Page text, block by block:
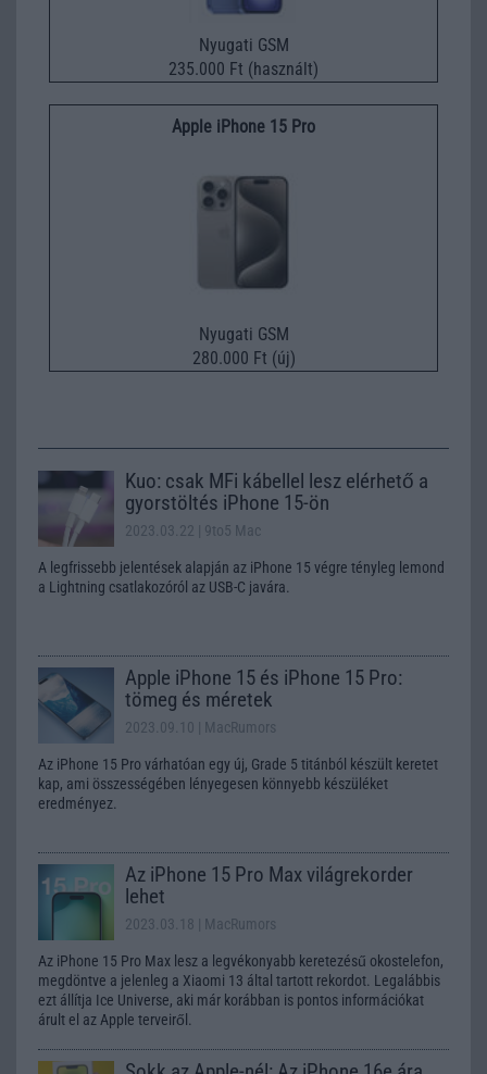
Nyugati GSM
235.000 Ft (használt)
Apple iPhone 15 Pro
Nyugati GSM
280.000 Ft (új)
Kuo: csak MFi kábellel lesz elérhető a
gyorstöltés iPhone 15-ön
2023.03.22 | 9to5 Mac
A legfrissebb jelentések alapján az iPhone 15 végre tényleg lemond
a Lightning csatlakozóról az USB-C javára.
Apple iPhone 15 és iPhone 15 Pro:
tömeg és méretek
2023.09.10 | MacRumors
Az iPhone 15 Pro várhatóan egy új, Grade 5 titánból készült keretet
kap, ami összességében lényegesen könnyebb készüléket
eredményez.
Az iPhone 15 Pro Max világrekorder
lehet
2023.03.18 | MacRumors
Az iPhone 15 Pro Max lesz a legvékonyabb keretezésű okostelefon,
megdöntve a jelenleg a Xiaomi 13 által tartott rekordot. Legalábbis
ezt állítja Ice Universe, aki már korábban is pontos információkat
árult el az Apple terveiről.